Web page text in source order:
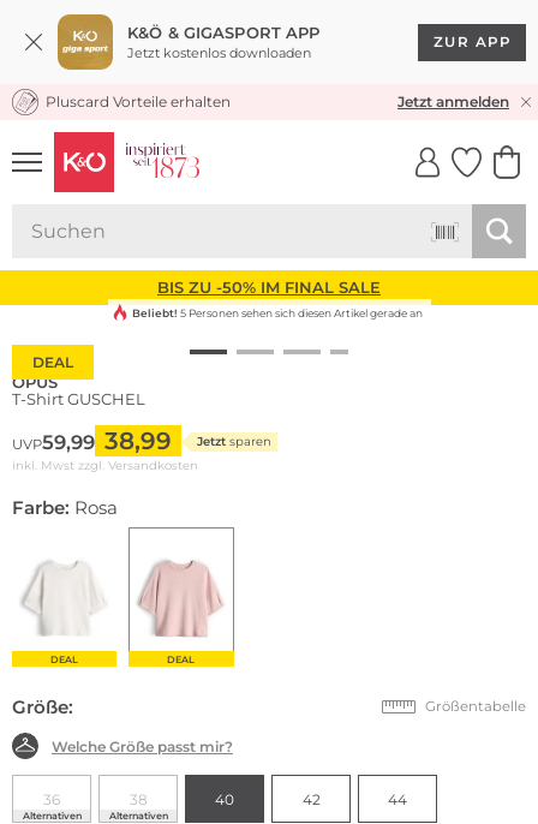
K&Ö & GIGASPORT APP
Jetzt kostenlos downloaden
ZUR APP
KOSTENLOSER VERSAND* & RÜCKVERSAND
Pluscard Vorteile erhalten Jetzt anmelden
UNSERE APP
CLICK &
BIS ZU -50% IM FINAL SALE
DEAL
Beliebt! 5 Personen sehen sich diesen Artikel gerade an
OPUS
T-Shirt GUSCHEL
UVP59,99 38,99 Jetzt sparen
inkl. Mwst zzgl. Versandkosten
Farbe: Rosa
DEAL DEAL
Größe: Größentabelle
Welche Größe passt mir?
36
Alternativen
38
Alternativen
40 42 44